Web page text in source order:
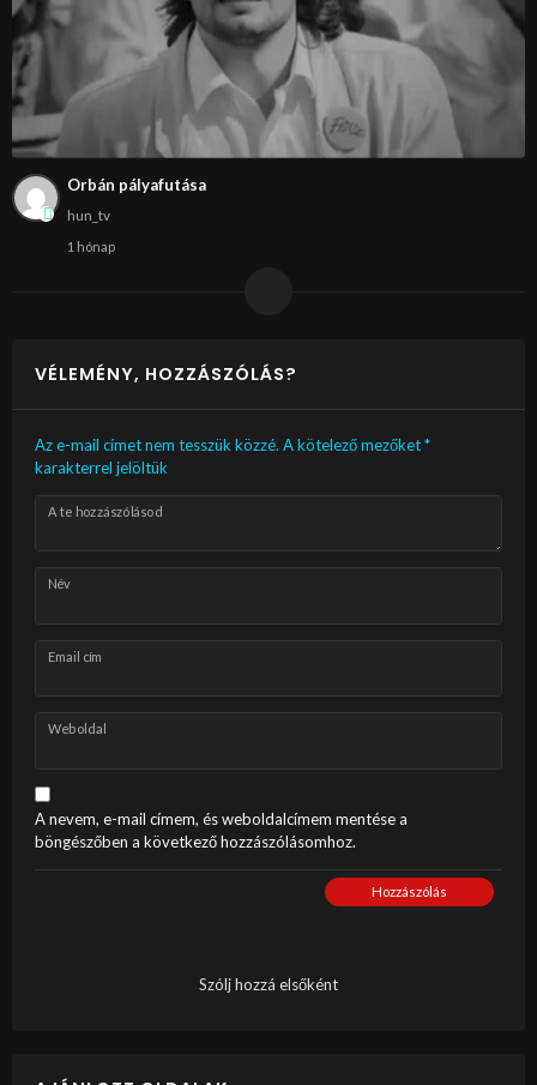
Orbán pályafutása
hun_tv
1 hónap
VÉLEMÉNY, HOZZÁSZÓLÁS?
Az e-mail címet nem tesszük közzé. A kötelező mezőket*
karakterrel jelöltük
A te hozzászólásod
Név
Email cím
Weboldal
A nevem, e-mail címem, és weboldalcímem mentése a
böngészőben a következő hozzászólásomhoz.
Hozzászólás
Szólj hozzá elsőként